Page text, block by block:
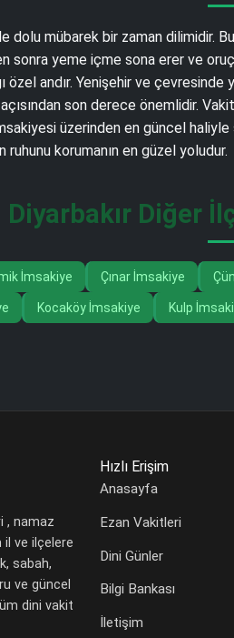
dolu mübarek bir zaman
sonra yeme içme sona erer ve
özel andır. Yenişehir ve
son derece önemlidir.
üzerinden en güncel
korumanın en güzel yoludur.
Diyarbakır Diğer
İmsakiye Çınar İmsakiye
Kocaköy İmsakiye Kulp
, namaz
ve ilçelere
sabah,
ve güncel
dini vakit
Hızlı Erişim
Anasayfa
Ezan Vakitleri
Dini Günler
Bilgi Bankası
İletişim